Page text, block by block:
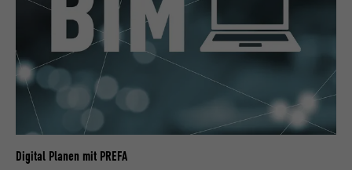
Digital Planen mit PREFA